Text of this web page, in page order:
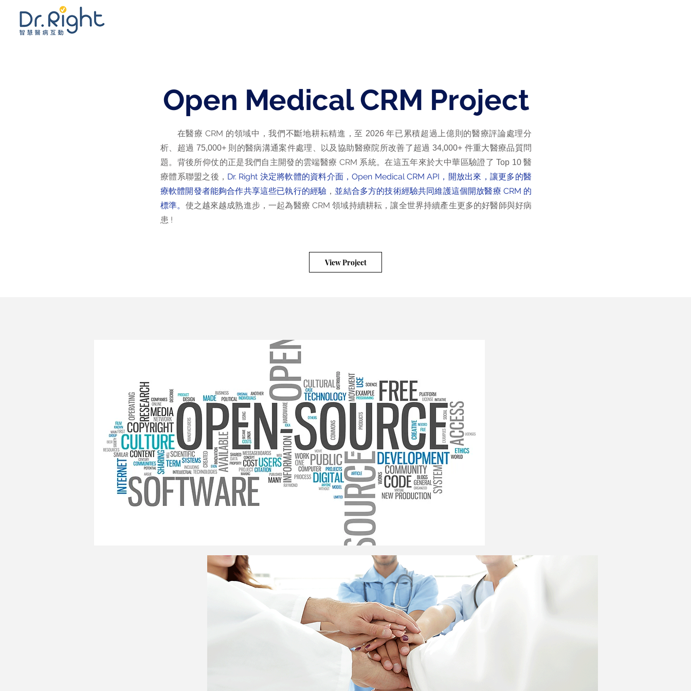
Open Medical CRM Project
在醫療 CRM 的領域中，我們不斷地耕耘精進，至 2026年已累積超過上億則的醫療評論處理分
析、超過 75,000+ 則的醫病溝通案件處理、以及協助醫療院所改善了超過 34,000+ 件重大醫療品質問
題。背後所仰仗的正是我們自主開發的雲端醫療 CRM 系統。在這五年來於大中華區驗證了Top 10醫
療體系聯盟之後， Dr. Right 決定將軟體的資料介面，Open Medical CRM API，開放出來，讓更多的醫
療軟體開發者能夠合作共享這些已執行的經驗 ， 並結合多方的技術經驗共同維護這個開放醫療 CRM 的
標準。 使之越來越成熟進步，一起為醫療 CRM 領域持續耕耘，讓全世界持續產生更多的好醫師與好病
患 !
View Project